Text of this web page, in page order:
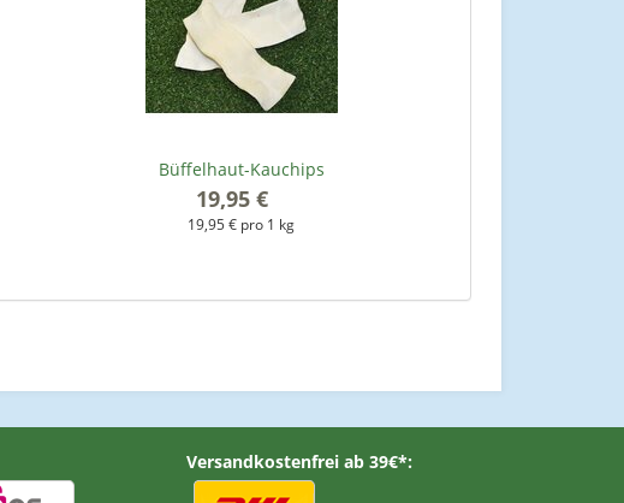
Büffelhaut-Kauchips
19,95 €
19,95 € pro 1 kg
Versandkostenfrei ab 39€*: